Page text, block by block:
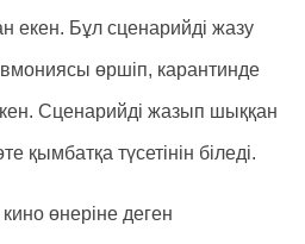
екен. Бұл сценарийді жазу
өршіп, карантинде
Сценарийді жазып шыққан
қымбатқа түсетінін біледі.
өнеріне деген